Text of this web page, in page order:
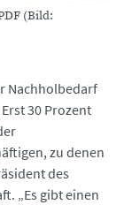
(Bild:
Nachholbedarf
30 Prozent
zu denen
des
„Es gibt einen